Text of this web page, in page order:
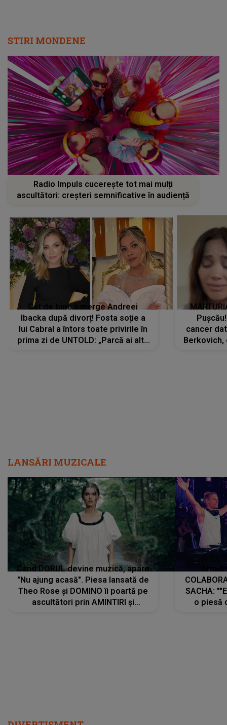
STIRI MONDENE
Radio Impuls cucerește tot mai mulți
ascultători: creșteri semnificative în audiență
Cât de bine îi merge Andreei
Ibacka după divorț! Fosta soție a
lui Cabral a întors toate privirile în
prima zi de UNTOLD: „Parcă ai altă
cancer
Berkovich,
LANSĂRI MUZICALE
Când DORUL devine muzică, apare
"Nu ajung acasă". Piesa lansată de
Theo Rose și DOMINO îi poartă pe
ascultători prin AMINTIRI și
SACHA:
o piesă